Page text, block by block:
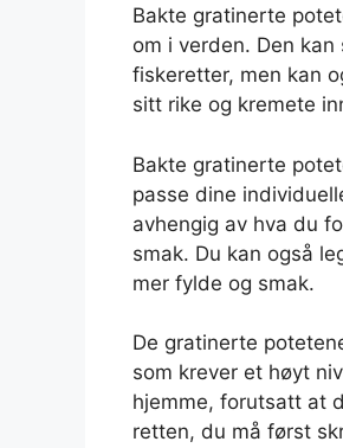
Bakte gratinerte
om i verden. Den
fiskeretter, men kan
sitt rike og kremete
Bakte gratinerte
passe dine
avhengig av hva du
smak. Du kan også
mer fylde og smak.
De gratinerte
som krever et høyt
hjemme, forutsatt at
retten, du må først